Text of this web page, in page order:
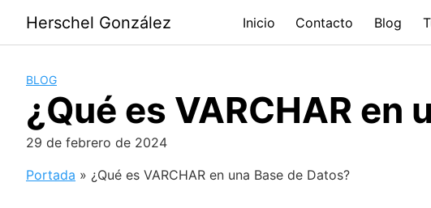
contenido
Herschel González Inicio Contacto Blog
BLOG
¿Qué es VARCHAR en
29 de febrero de 2024
Portada » ¿Qué es VARCHAR en una Base de Datos?